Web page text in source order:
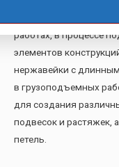
работах, в процессе
элементов
нержавейки с
в грузоподъемных
для создания
подвесок и растяжек,
петель.